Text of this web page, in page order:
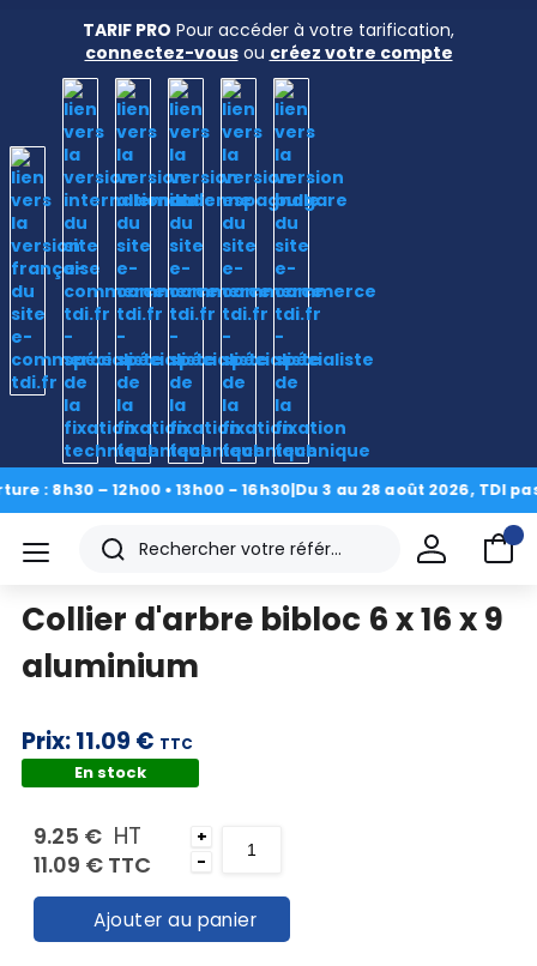
TARIF PRO Pour accéder à votre tarification,
connectez-vousou créez votre compte
– 12h00 • 13h00 - 16h30|Du 3 au 28 août 2026, TDI passe
Nos
CAD/3D
Nos
Fiches
Catalogue
Documentations
menu Rechercher
Accueil › Nos produits › Transmissions et Accessoires
Les Colliers d'arbres
Bibloc ›
bibloc 6 x 16 x 9 aluminium
Référence TDI
Collier d'arbre bibloc 6 x 16 x 9
aluminium
Prix:11.09 € TTC
En stock
9.25 € HT
11.09 € TTC
+
-
Ajouter au panier